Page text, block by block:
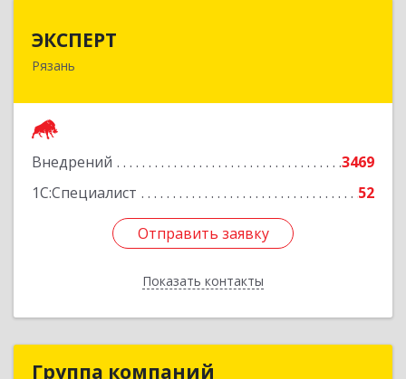
ЭКСПЕРТ
Рязань
Внедрений
3469
1С:Специалист
52
Отправить заявку
Показать контакты
390000, Рязанская обл, Рязань г, Сенная ул, дом
Отправить заявку
Назад
Группа компанийГруппа компаний